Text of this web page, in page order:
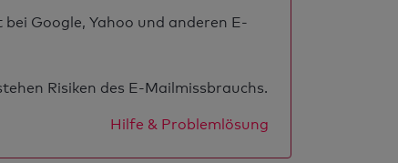
Google, Yahoo und anderen E-
Risiken des E-Mailmissbrauchs.
Hilfe & Problemlösung